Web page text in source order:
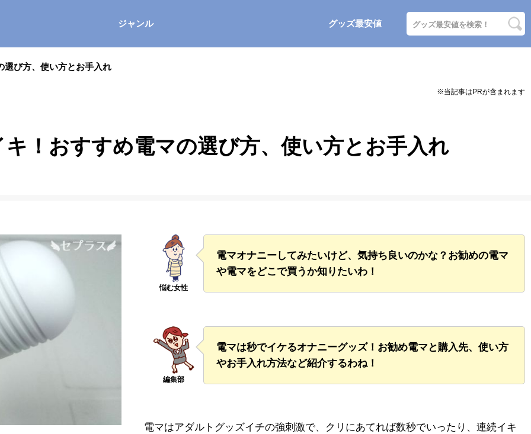
ジャンル グッズ最安値
選び方、使い方とお手入れ
！おすすめ電マの選び方、使い方とお手入れ
電マオナニーしてみたいけど、気持ち良いのかな？お勧めの電マ
や電マをどこで買うか知りたいわ！
電マは秒でイケるオナニーグッズ！お勧め電マと購入先、使い方
やお手入れ方法など紹介するわね！
電マはアダルトグッズイチの強刺激で、クリにあてれば数秒でいったり、連続イキ